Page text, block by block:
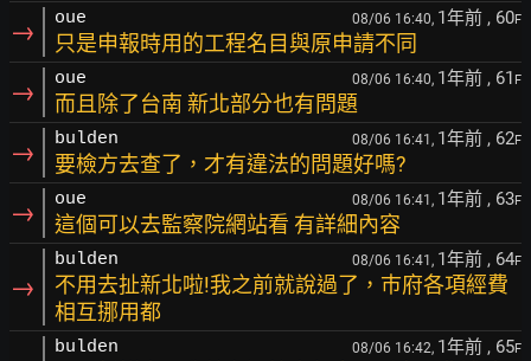
→ oue 08/06 16:40, 1年前 , 60F
只是申報時用的工程名目與原申請不同
→ oue 08/06 16:40, 1年前 , 61 F
而且除了台南 新北部分也有問題
→ bulden 08/06 16:41, 1年前 , 62F
要檢方去查了，才有違法的問題好嗎?
→ oue 08/06 16:41, 1年前 , 63F
這個可以去監察院網站看 有詳細內容
→
bulden 08/06 16:41, 1年前 , 64F
不用去扯新北啦!我之前就說過了，巿府各項經費
相互挪用都
bulden 08/06 16:42, 1年前 , 65F